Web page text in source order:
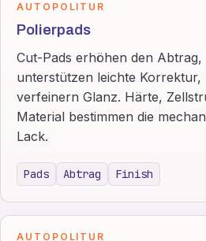
AUTOPOLITUR
Polierpads
Cut-Pads erhöhen den Abtrag,
unterstützen leichte Korrektur,
verfeinern Glanz. Härte,
Material bestimmen die
Lack.
Pads Abtrag Finish
AUTOPOLITUR